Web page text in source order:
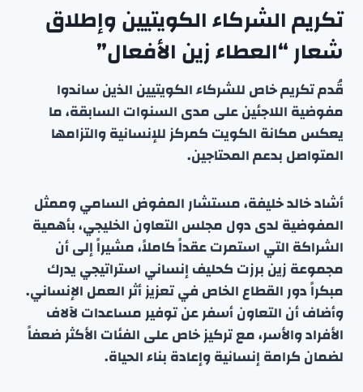
تكريم الشركاء الكويتيين وإطلاق
شعار “العطاء زين الأفعال”
قُدم تكريم خاص للشركاء الكويتيين الذين ساندوا
مفوضية اللاجئين على مدى السنوات السابقة، ما
يعكس مكانة الكويت كمركز للإنسانية والتزامها
المتواصل بدعم المحتاجين.
أشاد خالد خليفة، مستشار المفوض السامي وممثل
المفوضية لدى دول مجلس التعاون الخليجي، بأهمية
الشراكة التي استمرت عقداً كاملاً، مشيراً إلى أن
مجموعة زين برزت كحليف إنساني استراتيجي يدرك
مبكراً دور القطاع الخاص في تعزيز أثر العمل الإنساني.
وأضاف أن التعاون أسفر عن توفير مساعدات لآلاف
الأفراد والأسر، مع تركيز خاص على الفئات الأكثر ضعفاً
لضمان كرامة إنسانية وإعادة بناء الحياة.